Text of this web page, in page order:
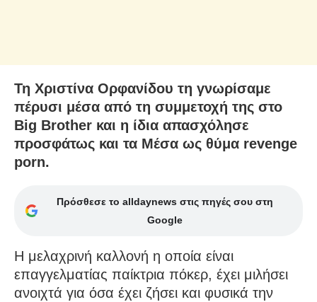
Τη Χριστίνα Ορφανίδου τη γνωρίσαμε
πέρυσι μέσα από τη συμμετοχή της στο
Big Brother και η ίδια απασχόλησε
προσφάτως και τα Μέσα ως θύμα revenge
porn.
Πρόσθεσε το alldaynews στις πηγές σου στη
Google
Η μελαχρινή καλλονή η οποία είναι
επαγγελματίας παίκτρια πόκερ, έχει μιλήσει
ανοιχτά για όσα έχει ζήσει και φυσικά την